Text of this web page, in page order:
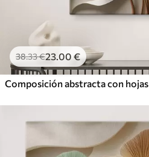
38.33€23.00 €
Composición abstracta con hojas